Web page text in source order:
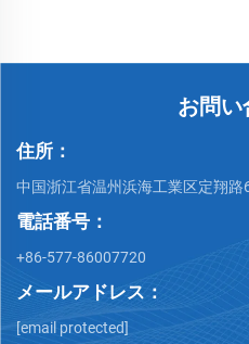
お問い
住所：
中国浙江省温州浜海工業区定翔
電話番号：
+86-577-86007720
メールアドレス：
[email protected]